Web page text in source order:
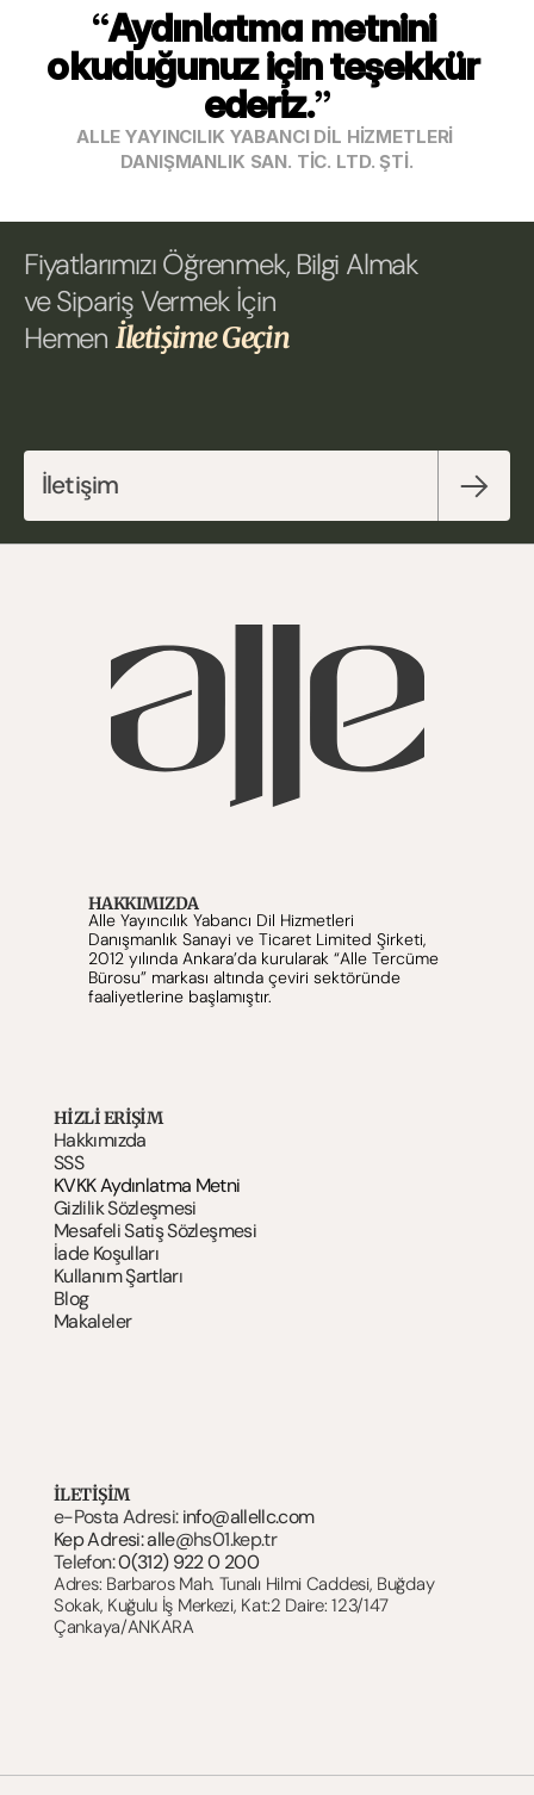
“Aydınlatma metnini
okuduğunuz için teşekkür
ederiz.”
ALLE YAYINCILIK YABANCI DİL HİZMETLERİ
DANIŞMANLIK SAN. TİC. LTD. ŞTİ.
Fiyatlarımızı Öğrenmek, Bilgi Almak
ve Sipariş Vermek İçin
Hemen İletişime Geçin
İletişim
HAKKIMIZDA
Alle Yayıncılık Yabancı Dil Hizmetleri
Danışmanlık Sanayi ve Ticaret Limited Şirketi,
2012 yılında Ankara’da kurularak “Alle Tercüme
Bürosu” markası altında çeviri sektöründe
faaliyetlerine başlamıştır.
HIZLI ERİŞİM
Hakkımızda
SSS
KVKK Aydınlatma Metni
Gizlilik Sözleşmesi
Mesafeli Satiş Sözleşmesi
İade Koşulları
Kullanım Şartları
Blog
Makaleler
İLETİŞİM
e-Posta Adresi: info@allellc.com
Kep Adresi: alle@hs01.kep.tr
Telefon: 0(312) 922 0 200
Adres: Barbaros Mah. Tunalı Hilmi Caddesi, Buğday
Sokak, Kuğulu İş Merkezi, Kat:2 Daire: 123/147
Çankaya/ANKARA